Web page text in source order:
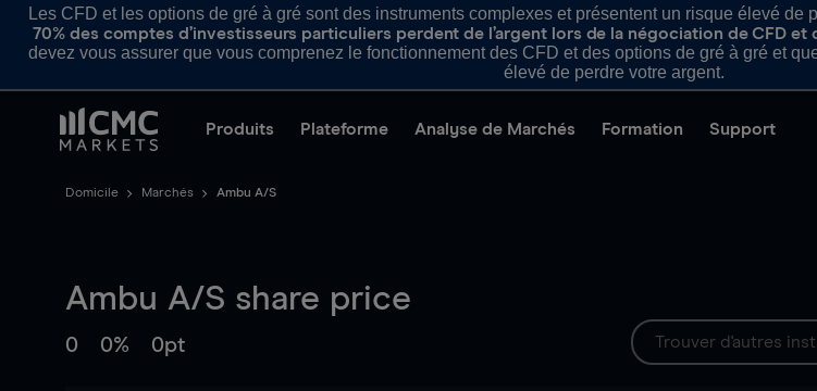
Les CFD et les options de gré à gré sont des instruments complexes et présentent un risque élevé de
70% des comptes d’investisseurs particuliers perdent de l’argent lors de la négociation de CFD
devez vous assurer que vous comprenez le fonctionnement des CFD et des options de gré à gré et
élevé de perdre votre argent.
Produits Plateforme Analyse de Marchés Formation Support
Domicile Marchés Ambu A/S
Ambu A/S share price
0 0% 0pt